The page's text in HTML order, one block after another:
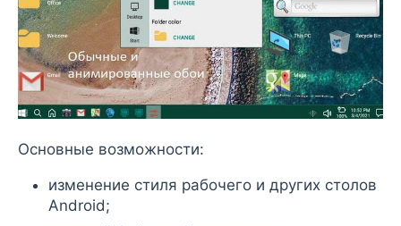
Основные возможности:
изменение стиля рабочего и других столов
Android;